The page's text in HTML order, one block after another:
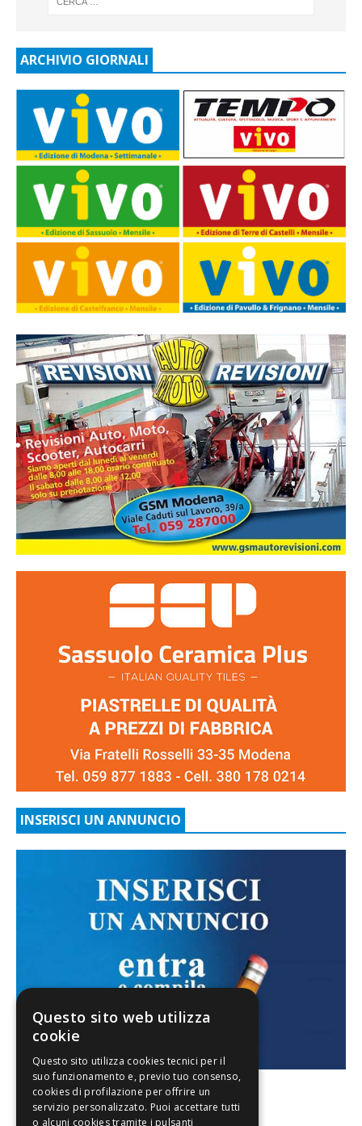
ARCHIVIO GIORNALI
INSERISCI UN ANNUNCIO
FACEBOOK
Questo sito web utilizza
cookie